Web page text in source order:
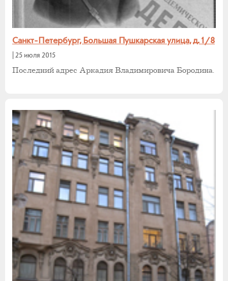
Санкт-Петербург, Большая Пушкарская улица, д. 1/8
25 июля 2015
Последний адрес Аркадия Владимировича Бородина.